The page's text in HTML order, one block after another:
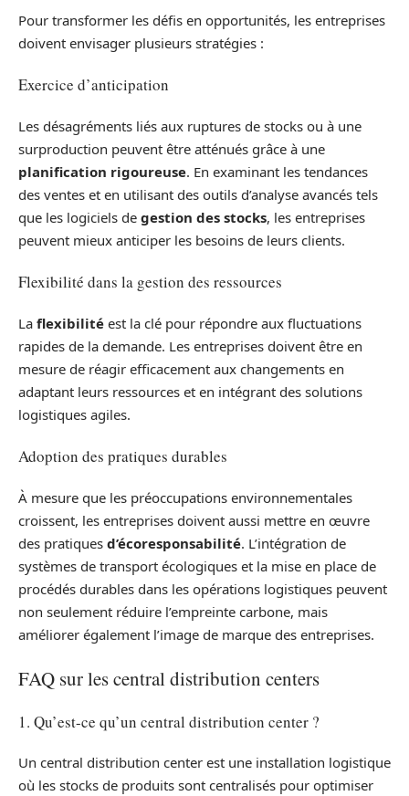
Pour transformer les défis en opportunités, les entreprises
doivent envisager plusieurs stratégies :
Exercice d’anticipation
Les désagréments liés aux ruptures de stocks ou à une
surproduction peuvent être atténués grâce à une
planification rigoureuse. En examinant les tendances
des ventes et en utilisant des outils d’analyse avancés tels
que les logiciels de gestion des stocks, les entreprises
peuvent mieux anticiper les besoins de leurs clients.
Flexibilité dans la gestion des ressources
La flexibilité est la clé pour répondre aux fluctuations
rapides de la demande. Les entreprises doivent être en
mesure de réagir efficacement aux changements en
adaptant leurs ressources et en intégrant des solutions
logistiques agiles.
Adoption des pratiques durables
À mesure que les préoccupations environnementales
croissent, les entreprises doivent aussi mettre en œuvre
des pratiques d’écoresponsabilité. L’intégration de
systèmes de transport écologiques et la mise en place de
procédés durables dans les opérations logistiques peuvent
non seulement réduire l’empreinte carbone, mais
améliorer également l’image de marque des entreprises.
FAQ sur les central distribution centers
1. Qu’est-ce qu’un central distribution center ?
Un central distribution center est une installation logistique
où les stocks de produits sont centralisés pour optimiser